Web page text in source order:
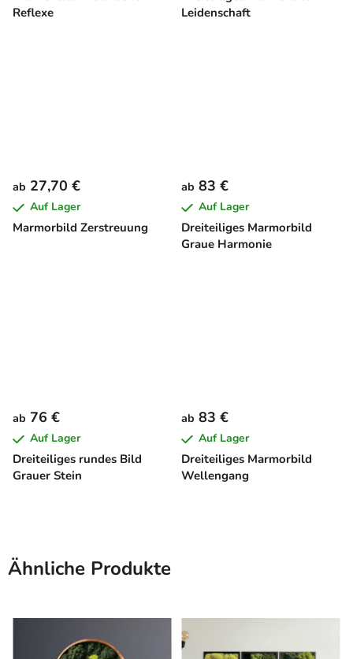
Reflexe
Leidenschaft
Marmorbild Zerstreuung
ab 27,70 €
Auf Lager
Dreiteiliges Marmorbild
Graue Harmonie
ab 83 €
Auf Lager
Dreiteiliges rundes Bild
Grauer Stein
ab 76 €
Auf Lager
Dreiteiliges Marmorbild
Wellengang
ab 83 €
Auf Lager
Ähnliche Produkte